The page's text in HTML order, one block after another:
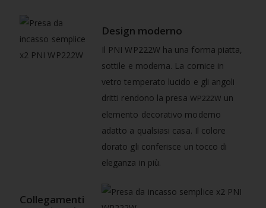
Design moderno
Il PNI WP222W ha una forma piatta,
sottile e moderna. La cornice in
vetro temperato lucido e gli angoli
dritti rendono la presa WP222W un
elemento decorativo moderno
adatto a qualsiasi casa. Il colore
dorato gli conferisce un tocco di
eleganza in più.
Collegamenti